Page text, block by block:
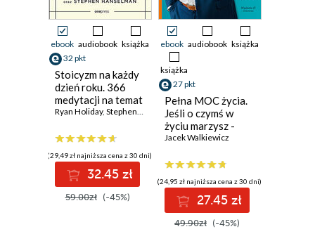
ebook audiobook książka
32 pkt
Stoicyzm na każdy
dzień roku. 366
medytacji na temat
mądrości,
sztuki życia
Ryan Holiday, Stephen Hanselman
(29,49 zł najniższa cena z 30 dni)
32.45 zł
59.00zł (-45%)
ebook audiobook książka
książka
27 pkt
Pełna MOC życia.
Jeśli o czymś w
życiu marzysz -
sięgnij po to.
zmienione
Jacek Walkiewicz
(24,95 zł najniższa cena z 30 dni)
27.45 zł
49.90zł (-45%)